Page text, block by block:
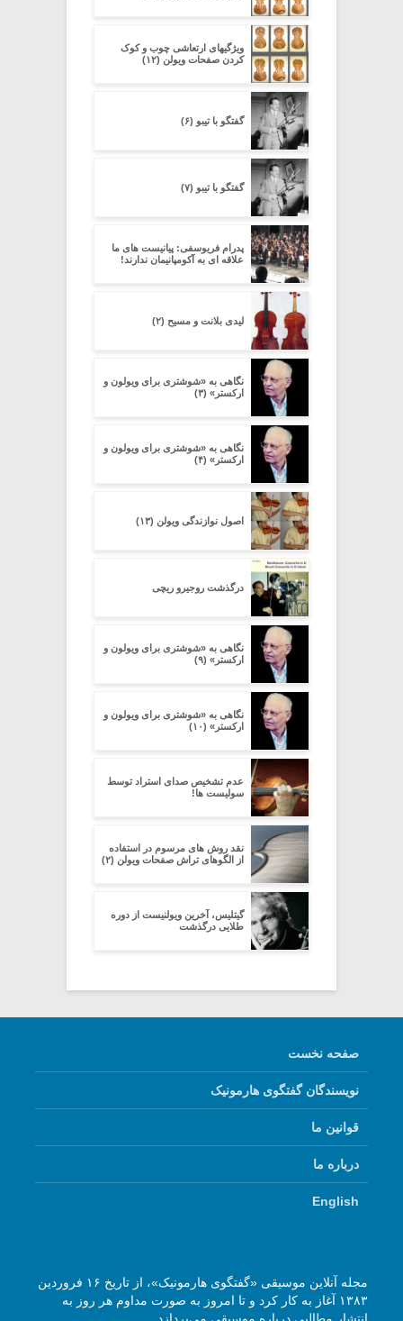
ویژگیهای ارتعاشی چوب و کوک
کردن صفحات ویولن (۱۲)
گفتگو با تیبو (۶)
گفتگو با تیبو (۷)
پدرام فریوسفی: پیانیست های ما
علاقه ای به آکومپانیمان ندارند!
لیدی بلانت و مسیح (۲)
نگاهی به «شوشتری برای ویولون و
ارکستر» (۳)
نگاهی به «شوشتری برای ویولون و
ارکستر» (۴)
اصول نوازندگی ویولن (۱۳)
درگذشت روجیرو ریچی
نگاهی به «شوشتری برای ویولون و
ارکستر» (۹)
نگاهی به «شوشتری برای ویولون و
ارکستر» (۱۰)
عدم تشخیص صدای استراد توسط
سولیست ها!
نقد روش های مرسوم در استفاده
از الگوهای تراش صفحات ویولن (۲)
گیتلیس، آخرین ویولنیست از دوره
طلایی درگذشت
صفحه نخست
نویسندگان گفتگوی هارمونیک
قوانین ما
درباره ما
English
مجله آنلاین موسیقی «گفتگوی هارمونیک»، از تاریخ ۱۶ فروردین
۱۳۸۳ آغاز به کار کرد و تا امروز به صورت مداوم هر روز به